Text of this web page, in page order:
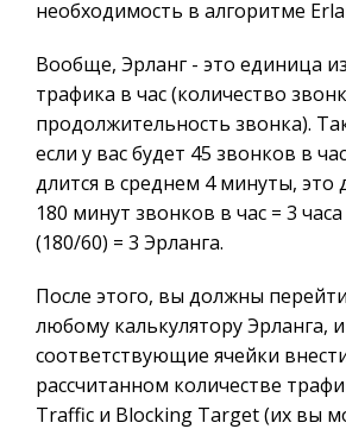
необходимость в алгоритме
Вообще, Эрланг - это единица
трафика в час (количество
продолжительность звонка).
если у вас будет 45 звонков в
длится в среднем 4 минуты, это
180 минут звонков в час = 3
(180/60) = 3 Эрланга.
После этого, вы должны
любому калькулятору Эрланга,
соответствующие ячейки
рассчитанном количестве
Traffic и Blocking Target (их вы